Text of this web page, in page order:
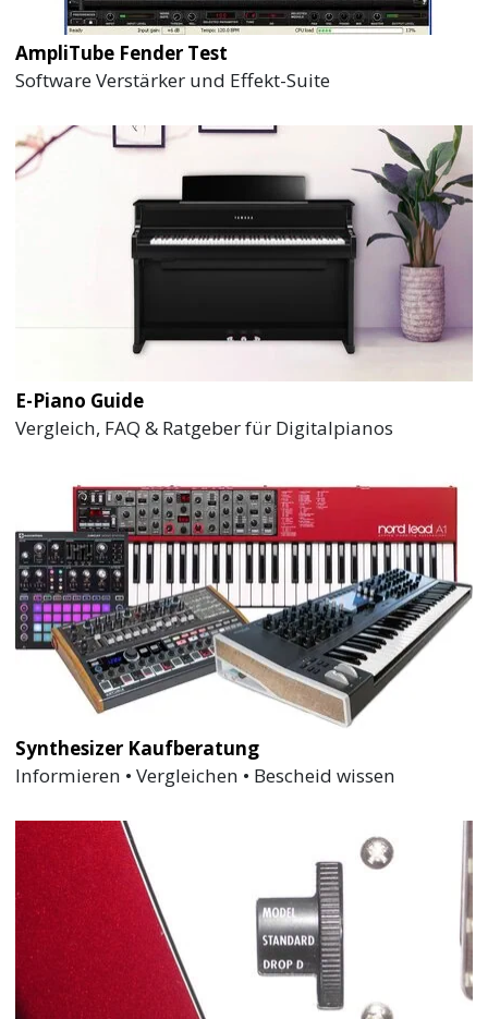
AmpliTube Fender Test
Software Verstärker und Effekt-Suite
E-Piano Guide
Vergleich, FAQ & Ratgeber für Digitalpianos
Synthesizer Kaufberatung
Informieren • Vergleichen • Bescheid wissen